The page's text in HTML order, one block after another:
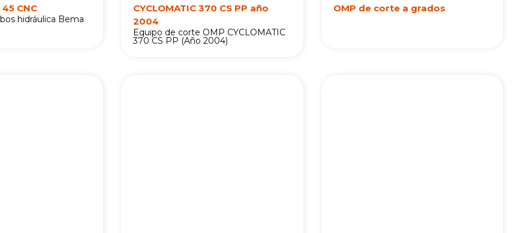
CNC
hidráulica Bema
CYCLOMATIC 370 CS PP año
2004
Equipo de corte OMP CYCLOMATIC
370 CS PP (Año 2004)
OMP de corte a grados